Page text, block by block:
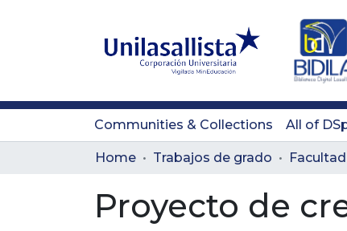
Communities & Collections All of
Home Trabajos de grado
Proyecto de